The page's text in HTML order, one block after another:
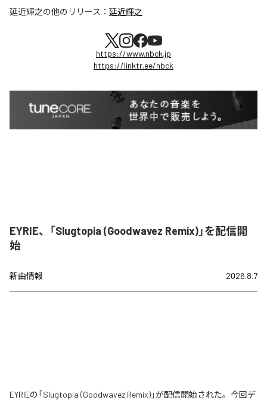
延近輝之の他のリリース： 延近輝之
https://www.nbck.jp
https://linktr.ee/nbck
EYRIE、「Slugtopia (Goodwavez Remix)」を配信開
始
新曲情報 2026.8.7
EYRIEの「Slugtopia (Goodwavez Remix)」が配信開始された。今回デ